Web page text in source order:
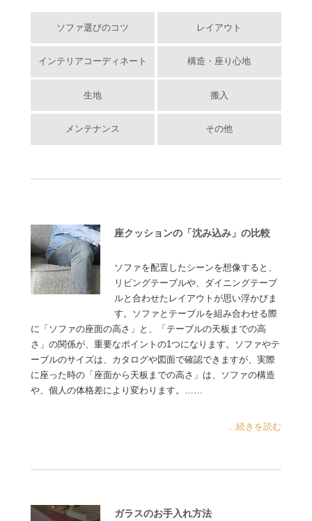
ソファ選びのコツ レイアウト
インテリアコーディネート 構造・座り心地
生地 搬入
メンテナンス その他
座クッションの「沈み込み」の比較
ソファを配置したシーンを想像すると、
リビングテーブルや、ダイニングテーブ
ルと合わせたレイアウトが思い浮かびま
す。ソファとテーブルを組み合わせる際
に「ソファの座面の高さ」と、「テーブルの天板までの高
さ」の関係が、重要なポイントの1つになります。ソファやテ
ーブルのサイズは、カタログや図面で確認できますが、実際
に座った時の「座面から天板までの高さ」は、ソファの構造
や、個人の体格差により変わります。……
...続きを読む
ガラスのお手入れ方法